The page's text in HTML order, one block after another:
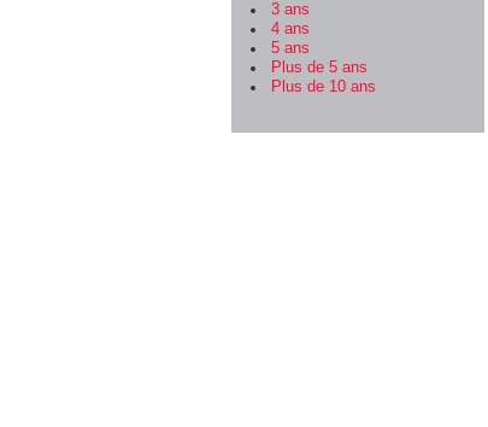
3 ans
4 ans
5 ans
Plus de 5 ans
Plus de 10 ans